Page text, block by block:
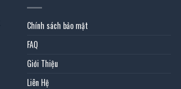
Chính sách bảo mật
FAQ
Giới Thiệu
Liên Hệ